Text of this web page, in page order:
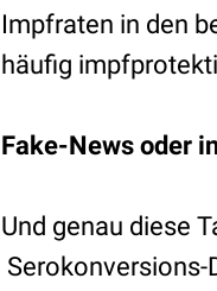
Impfraten in den
häufig
Fake-News oder
Und genau diese
Serokonversions-